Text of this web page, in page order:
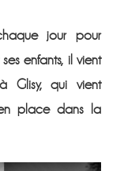
jour pour
enfants, il vient
Glisy, qui vient
place dans la